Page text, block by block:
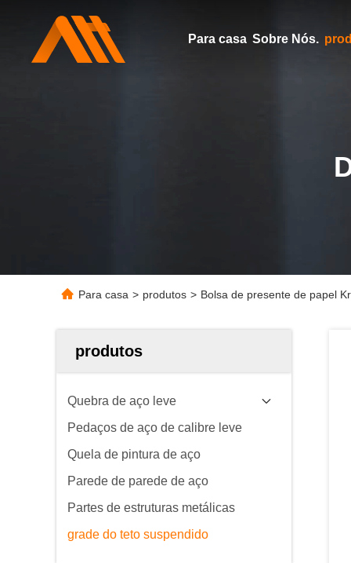
Para casa Sobre Nós.
Para casa > produtos > Bolsa de presente de papel
produtos
Quebra de aço leve
Pedaços de aço de calibre leve
Quela de pintura de aço
Parede de parede de aço
Partes de estruturas metálicas
grade do teto suspendido